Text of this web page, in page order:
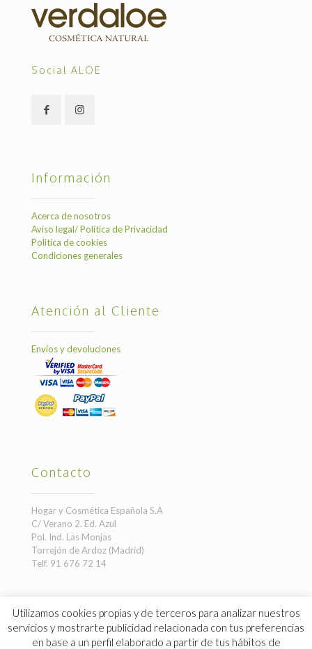
Social ALOE
Información
Acerca de nosotros
Aviso legal/ Política de Privacidad
Política de cookies
Condiciones generales
Atención al Cliente
Envíos y devoluciones
Contacto
Hogar y Cosmética Española S.A
C/ Verano 2. Ed. Azul
Pol. Ind. Las Monjas
Torrejón de Ardoz (Madrid)
Telf. 91 676 72 14
Utilizamos cookies propias y de terceros para analizar nuestros
servicios y mostrarte publicidad relacionada con tus preferencias
en base a un perfil elaborado a partir de tus hábitos de